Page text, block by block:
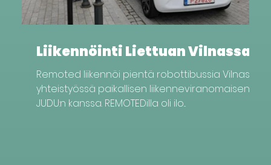
Liikennöinti Liettuan Vilnassa
Remoted liikennöi pientä robottibussia Vilnassa
yhteistyössä paikallisen liikenneviranomaisen
JUDU:n kanssa. REMOTEDilla oli ilo...